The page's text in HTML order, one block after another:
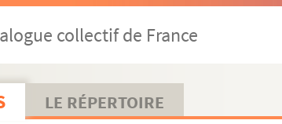
collectif de France
LE RÉPERTOIRE